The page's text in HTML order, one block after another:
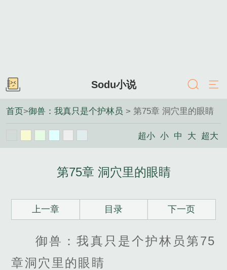
Sodu小说
首页>御兽：我真只是个护林员 > 第75章 洞穴里的眼睛
超小 小 中 大 超大
第75章 洞穴里的眼睛
上一章 目录 下一页
御兽：我真只是个护林员第75
章洞穴里的眼睛